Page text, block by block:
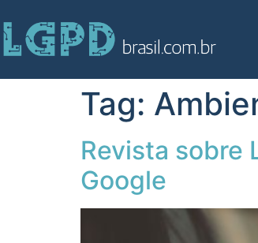
Tag:
Revista sobre
Google